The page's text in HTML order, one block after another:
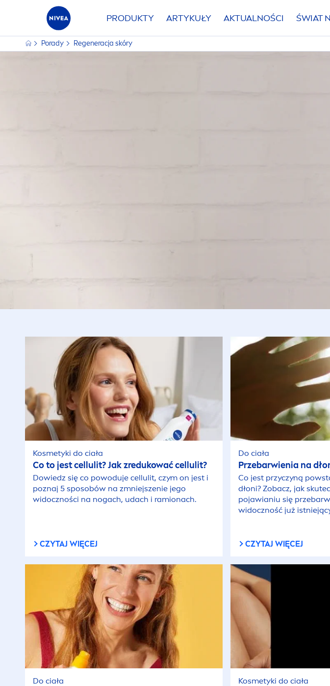
PRODUKTY ARTYKUŁY AKTUALNOŚCI ŚWIAT
Porady Regeneracja skóry
Kosmetyki do ciała
Co to jest cellulit? Jak zredukować cellulit?
Dowiedz się co powoduje cellulit, czym on jest i
poznaj 5 sposobów na zmniejszenie jego
widoczności na nogach, udach i ramionach.
CZYTAJ WIĘCEJ
Do ciała
Przebarwienia na
Co jest przyczyną
dłoni? Zobacz, jak
pojawianiu się
widoczność już
CZYTAJ WIĘCEJ
Do ciała Kosmetyki do ciała